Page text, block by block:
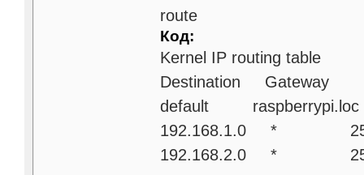
route
Код:
Kernel IP routing table
Destination Gateway
default
192.168.1.0 *
192.168.2.0 *